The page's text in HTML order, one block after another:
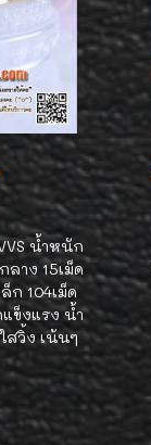
น้ำหนัก
ลาง 15เม็ด
ก 104เม็ด
ข็งแรง น้ำ
สวิ้ง เน้นๆ